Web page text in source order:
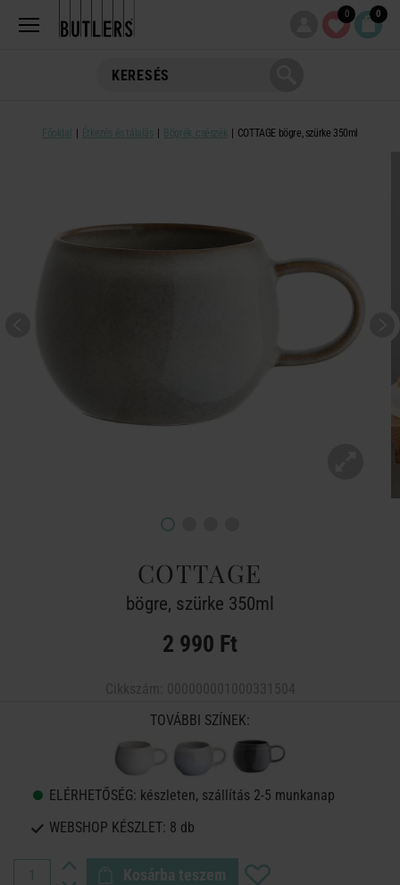
0 0
Főoldal Étkezés és tálalás Bögrék, csészék COTTAGE bögre, szürke 350ml
COTTAGE
bögre, szürke 350ml
2 990 Ft
TOVÁBBI SZÍNEK:
ELÉRHETŐSÉG: készleten, szállítás 2-5 munkanap
WEBSHOP KÉSZLET: 8 db
Kosárba teszem